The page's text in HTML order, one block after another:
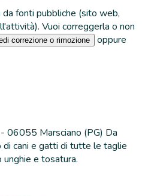
fonti pubbliche (sito web,
Vuoi correggerla o non
correzione o rimozione
oppure
06055 Marsciano (PG) Da
cani e gatti di tutte le taglie
unghie e tosatura.